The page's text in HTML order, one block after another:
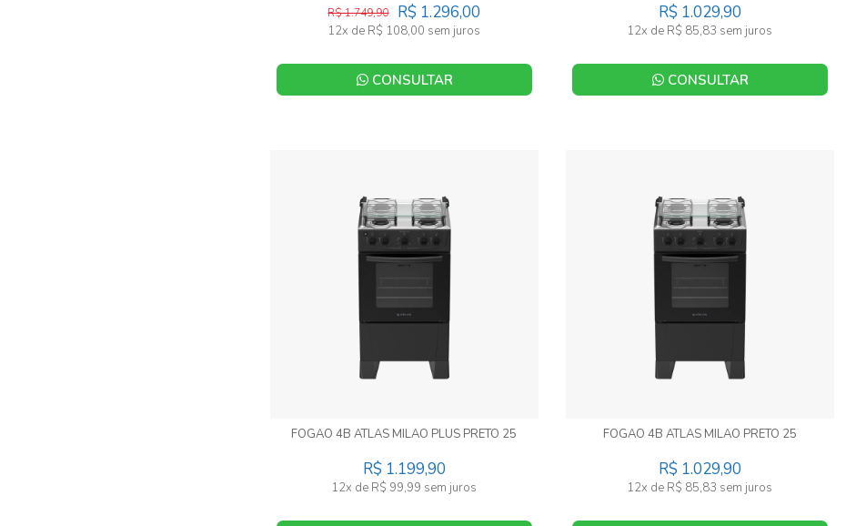
R$ 1.296,00
R$ 1.749,90
12x de R$ 108,00 sem juros
CONSULTAR
R$ 1.029,90
12x de R$ 85,83 sem juros
CONSULTAR
FOGAO 4B ATLAS MILAO PLUS PRETO 25
R$ 1.199,90
12x de R$ 99,99 sem juros
FOGAO 4B ATLAS MILAO PRETO 25
R$ 1.029,90
12x de R$ 85,83 sem juros